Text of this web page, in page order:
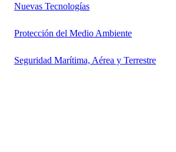
Nuevas Tecnologías
Protección del Medio Ambiente
Seguridad Marítima, Aérea y Terrestre